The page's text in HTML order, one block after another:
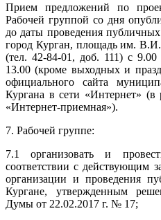
Прием предложений по
Рабочей группой со дня
до даты проведения
город Курган, площадь им.
(тел. 42-84-01, доб. 111) с
13.00 (кроме выходных и
официального сайта
Кургана в сети «Интернет» (в
«Интернет-приемная»).
7. Рабочей группе:
7.1 организовать и
соответствии с действующим
организации и проведения
Кургане, утвержденным
Думы от 22.02.2017 г. № 17;